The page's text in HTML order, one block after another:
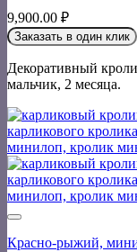
9,900.00 ₽
Заказать в один клик
Декоративный
мальчик, 2 месяца.
Красно-рыжий,